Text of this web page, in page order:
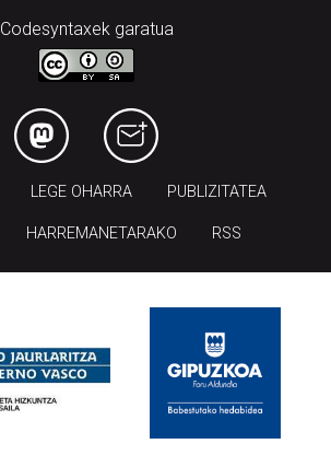
Codesyntaxek garatua
LEGE OHARRA PUBLIZITATEA
HARREMANETARAKO RSS